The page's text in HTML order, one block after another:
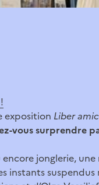
exposition Liber
vous surprendre
encore jonglerie,
instants